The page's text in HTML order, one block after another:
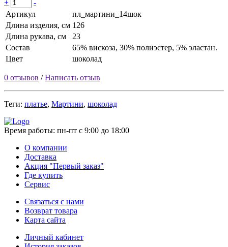
+
-
Артикул
пл_мартини_14шок
Длина изделия, см 126
Длина рукава, см
23
Состав
65% вискоза, 30% полиэстер, 5% эластан.
Цвет
шоколад
0 отзывов /Написать отзыв
Теги: платье, Мартини, шоколад
Время работы: пн-пт с 9:00 до 18:00
О компании
Доставка
Акция "Первый заказ"
Где купить
Сервис
Связаться с нами
Возврат товара
Карта сайта
Личный кабинет